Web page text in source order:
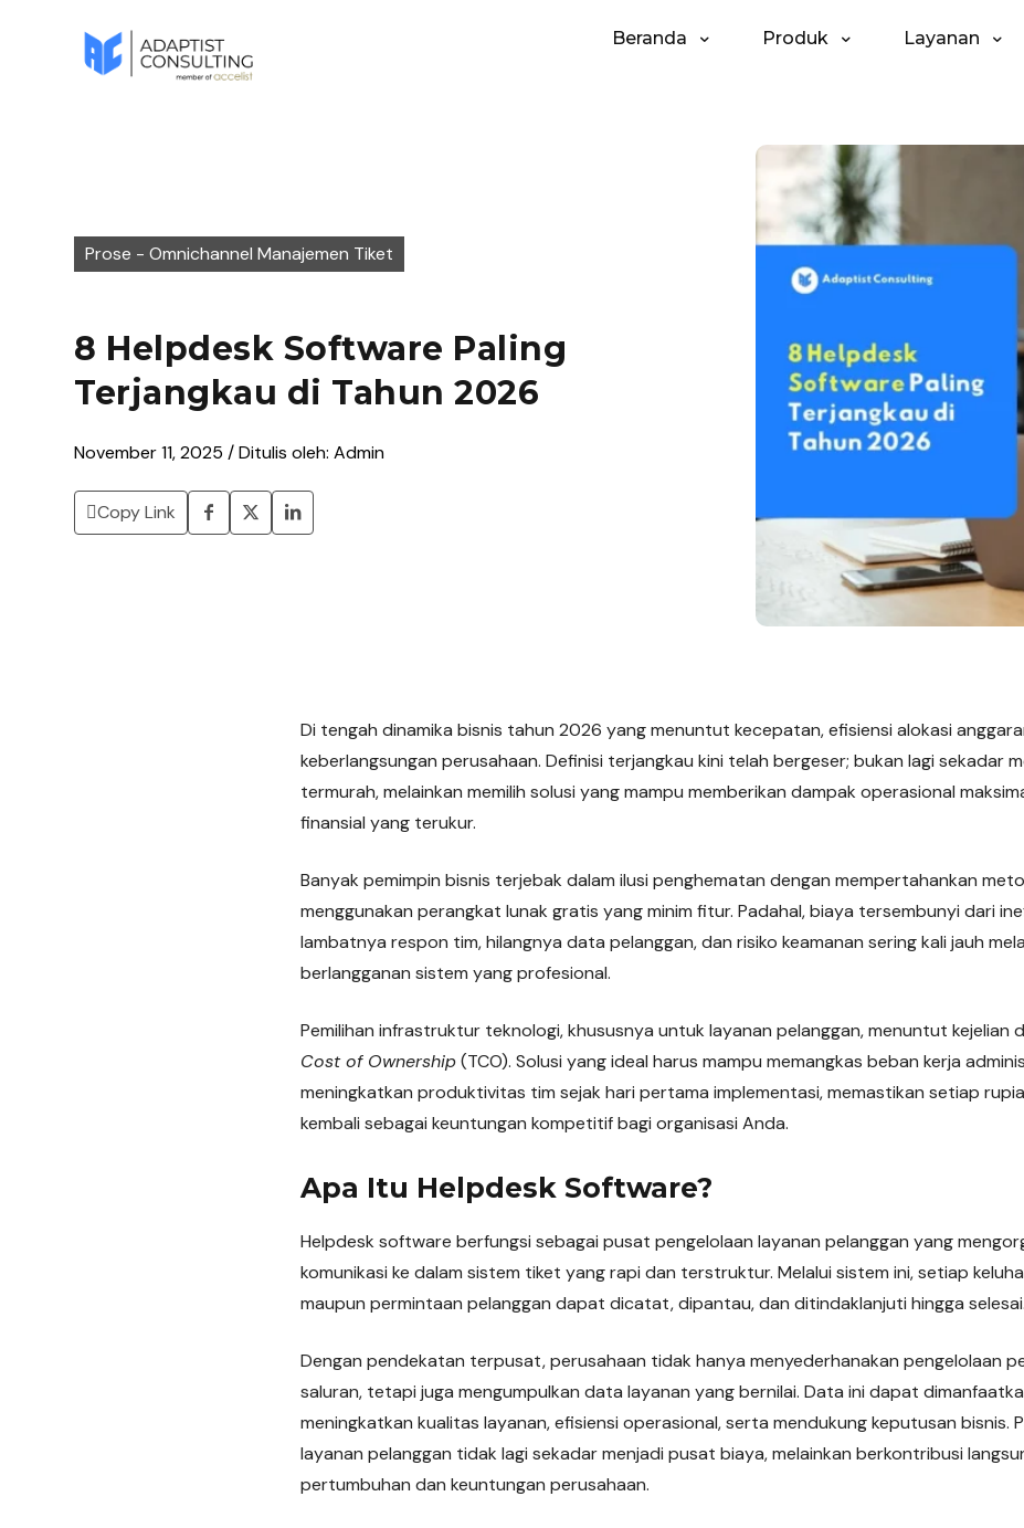
Beranda Produk Layanan
Prose - Omnichannel Manajemen Tiket
8 Helpdesk Software Paling
Terjangkau di Tahun 2026
November 11, 2025 / Ditulis oleh: Admin
Copy Link
Di tengah dinamika bisnis tahun 2026 yang menuntut kecepatan, efisiensi alokasi
keberlangsungan perusahaan. Definisi terjangkau kini telah bergeser; bukan lagi sekadar
termurah, melainkan memilih solusi yang mampu memberikan dampak operasional
finansial yang terukur.
Banyak pemimpin bisnis terjebak dalam ilusi penghematan dengan mempertahankan
menggunakan perangkat lunak gratis yang minim fitur. Padahal, biaya tersembunyi dari
lambatnya respon tim, hilangnya data pelanggan, dan risiko keamanan sering kali jauh
berlangganan sistem yang profesional.
Pemilihan infrastruktur teknologi, khususnya untuk layanan pelanggan, menuntut kejelian
Cost of Ownership(TCO). Solusi yang ideal harus mampu memangkas beban kerja
meningkatkan produktivitas tim sejak hari pertama implementasi, memastikan setiap
kembali sebagai keuntungan kompetitif bagi organisasi Anda.
Apa Itu Helpdesk Software?
Helpdesk software berfungsi sebagai pusat pengelolaan layanan pelanggan yang
komunikasi ke dalam sistem tiket yang rapi dan terstruktur. Melalui sistem ini, setiap
maupun permintaan pelanggan dapat dicatat, dipantau, dan ditindaklanjuti hingga selesai.
Dengan pendekatan terpusat, perusahaan tidak hanya menyederhanakan pengelolaan
saluran, tetapi juga mengumpulkan data layanan yang bernilai. Data ini dapat
meningkatkan kualitas layanan, efisiensi operasional, serta mendukung keputusan bisnis.
layanan pelanggan tidak lagi sekadar menjadi pusat biaya, melainkan berkontribusi
pertumbuhan dan keuntungan perusahaan.